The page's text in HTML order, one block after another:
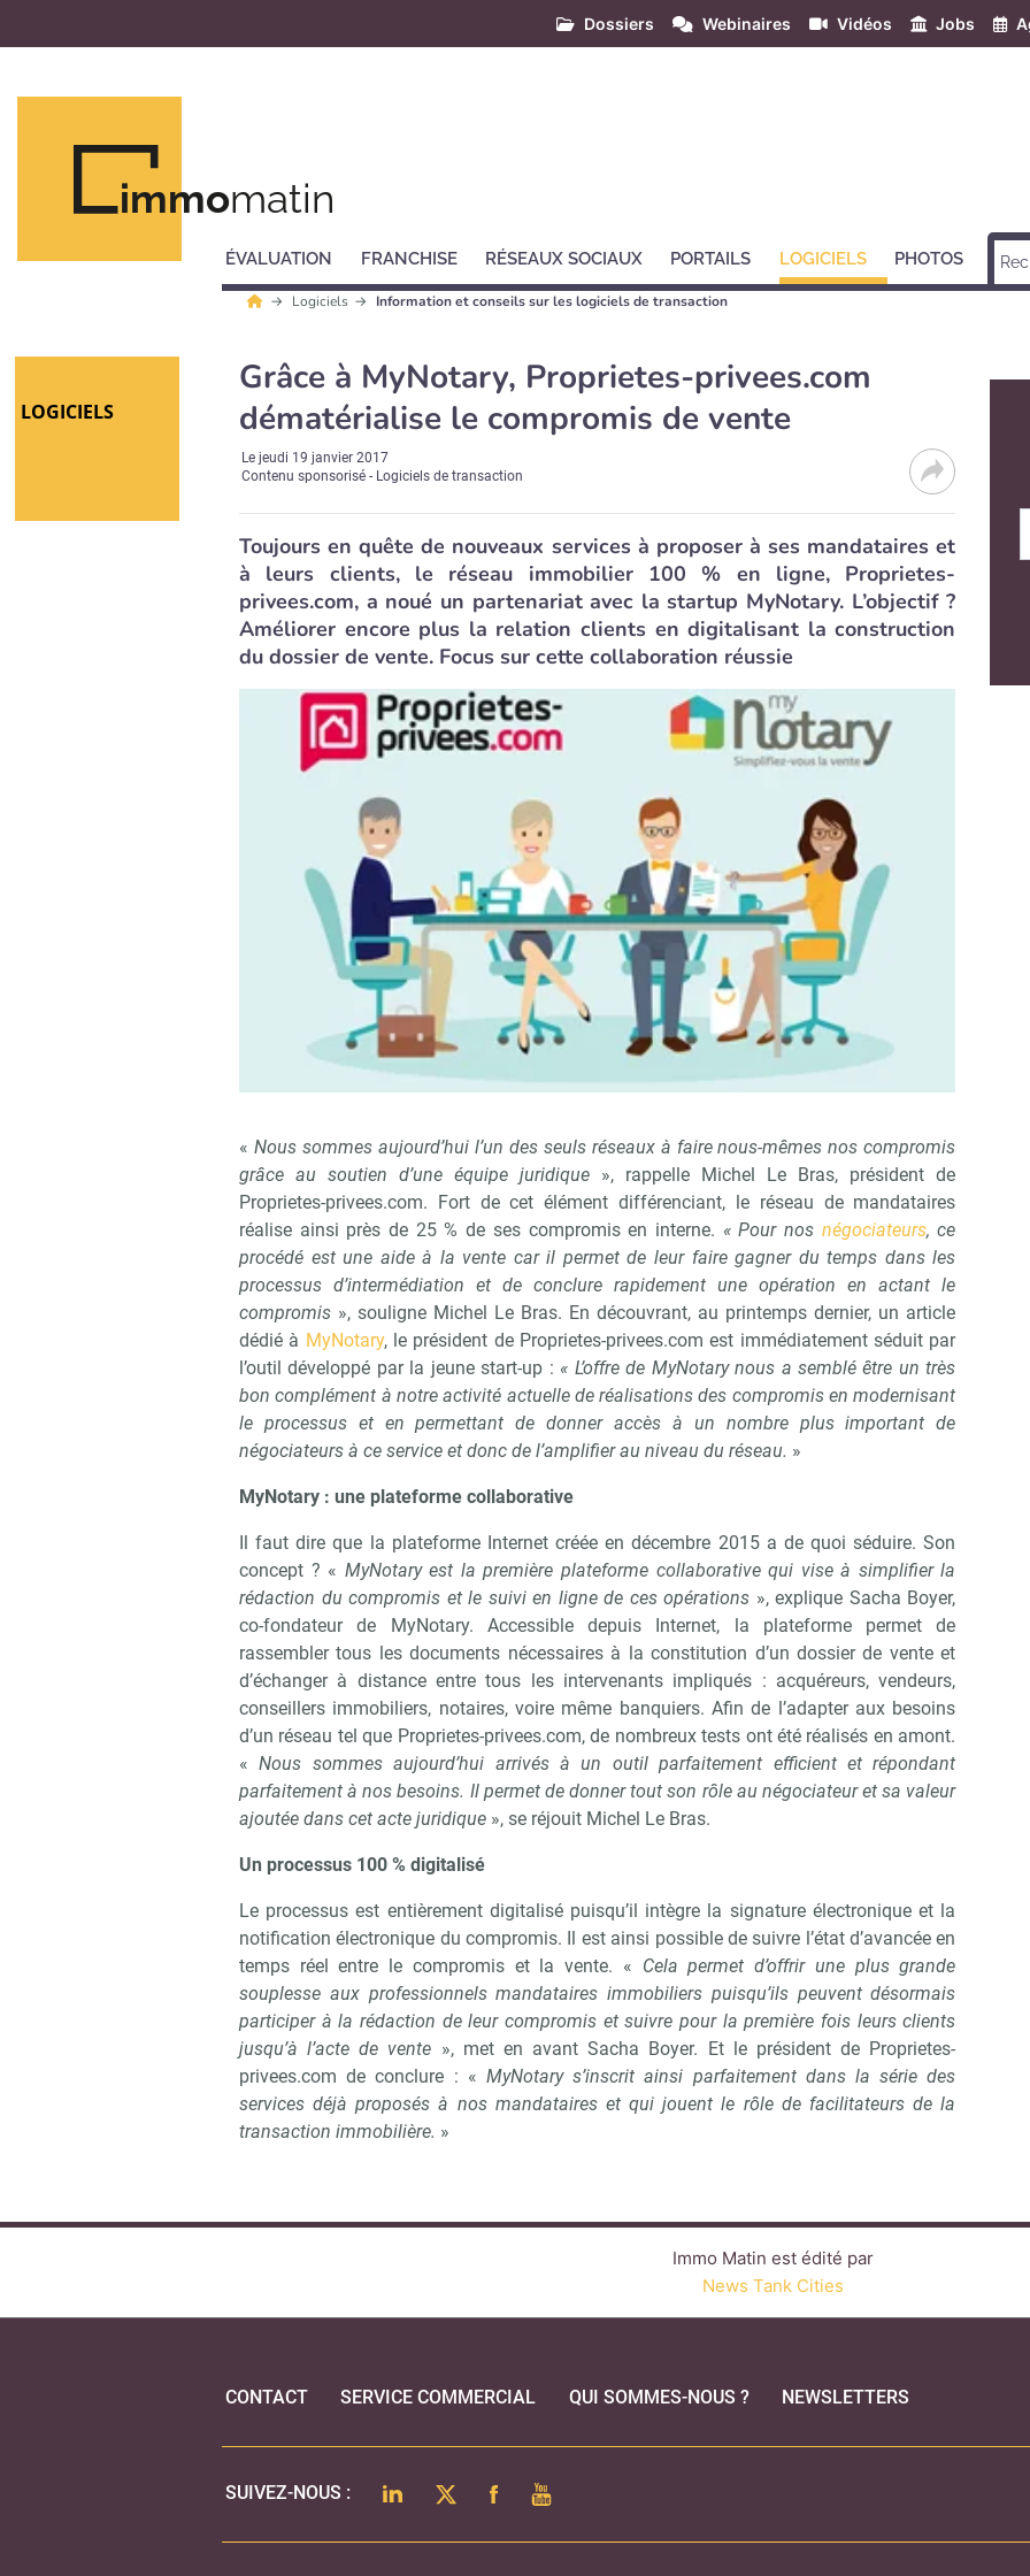
Dossiers Webinaires Vidéos Jobs
immomatin
ÉVALUATION FRANCHISE RÉSEAUX SOCIAUX PORTAILS LOGICIELS PHOTOS
Logiciels Information et conseils sur les logiciels de transaction
LOGICIELS
Grâce à MyNotary, Proprietes-privees.com
dématérialise le compromis de vente
Lejeudi 19 janvier 2017
Contenu sponsorisé - Logiciels de transaction
Toujours en quête de nouveaux services à proposer à ses mandataires et
à leurs clients, le réseau immobilier 100 % en ligne, Proprietes-
privees.com, a noué un partenariat avec la startup MyNotary. L’objectif ?
Améliorer encore plus la relation clients en digitalisant la construction
du dossier de vente. Focus sur cette collaboration réussie
« Nous sommes aujourd’hui l’un des seuls réseaux à faire nous-mêmes nos compromis
grâce au soutien d’une équipe juridique », rappelle Michel Le Bras, président de
Proprietes-privees.com. Fort de cet élément différenciant, le réseau de mandataires
réalise ainsi près de 25 % de ses compromis en interne. « Pour nos négociateurs, ce
procédé est une aide à la vente car il permet de leur faire gagner du temps dans les
processus d’intermédiation et de conclure rapidement une opération en actant le
compromis », souligne Michel Le Bras. En découvrant, au printemps dernier, un article
dédié à MyNotary, le président de Proprietes-privees.com est immédiatement séduit par
l’outil développé par la jeune start-up : « L’offre de MyNotary nous a semblé être un très
bon complément à notre activité actuelle de réalisations des compromis en modernisant
le processus et en permettant de donner accès à un nombre plus important de
négociateurs à ce service et donc de l’amplifier au niveau du réseau. »
MyNotary : une plateforme collaborative
Il faut dire que la plateforme Internet créée en décembre 2015 a de quoi séduire. Son
concept ? « MyNotary est la première plateforme collaborative qui vise à simplifier la
rédaction du compromis et le suivi en ligne de ces opérations », explique Sacha Boyer,
co-fondateur de MyNotary. Accessible depuis Internet, la plateforme permet de
rassembler tous les documents nécessaires à la constitution d’un dossier de vente et
d’échanger à distance entre tous les intervenants impliqués : acquéreurs, vendeurs,
conseillers immobiliers, notaires, voire même banquiers. Afin de l’adapter aux besoins
d’un réseau tel que Proprietes-privees.com, de nombreux tests ont été réalisés en amont.
«Nous sommes aujourd’hui arrivés à un outil parfaitement efficient et répondant
parfaitement à nos besoins. Il permet de donner tout son rôle au négociateur et sa valeur
ajoutée dans cet acte juridique », se réjouit Michel Le Bras.
Un processus 100 % digitalisé
Le processus est entièrement digitalisé puisqu’il intègre la signature électronique et la
notification électronique du compromis. Il est ainsi possible de suivre l’état d’avancée en
temps réel entre le compromis et la vente. « Cela permet d’offrir une plus grande
souplesse aux professionnels mandataires immobiliers puisqu’ils peuvent désormais
participer à la rédaction de leur compromis et suivre pour la première fois leurs clients
jusqu’à l’acte de vente », met en avant Sacha Boyer. Et le président de Proprietes-
privees.com de conclure : « MyNotary s’inscrit ainsi parfaitement dans la série des
services déjà proposés à nos mandataires et qui jouent le rôle de facilitateurs de la
transaction immobilière. »
Immo Matin est édité par
News Tank Cities
CONTACT SERVICE COMMERCIAL QUI SOMMES-NOUS ? NEWSLETTERS
SUIVEZ-NOUS : LINKEDINTWITTERFACEBOOK
YOUTUBE